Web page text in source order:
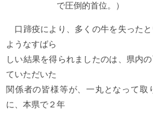
で圧倒的首位。）
口蹄疫により、多くの牛を失った
ようなすばら
しい結果を得られましたのは、県内
ていただいた
関係者の皆様等が、一丸となって取
に、本県で２年